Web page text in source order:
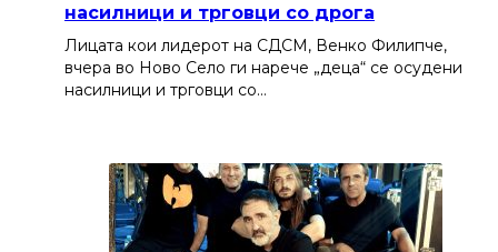
насилници и трговци со дрога
Лицата кои лидерот на СДСМ, Венко Филипче,
вчера во Ново Село ги нарече „деца“ се осудени
насилници и трговци со…